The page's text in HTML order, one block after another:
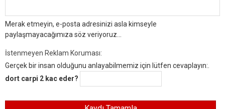
Merak etmeyin, e-posta adresinizi asla kimseyle
paylaşmayacağımıza söz veriyoruz...
İstenmeyen Reklam Koruması:
Gerçek bir insan olduğunu anlayabilmemiz için lütfen cevaplayın:.
dort carpi 2 kac eder?